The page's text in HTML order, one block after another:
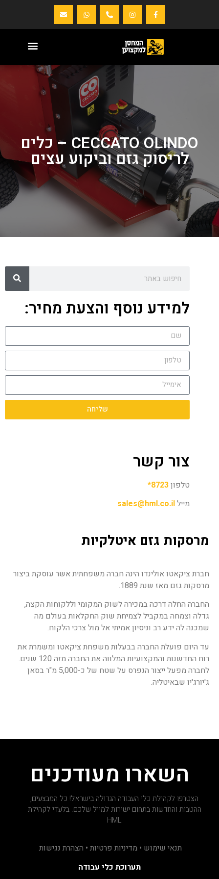
CECCATO OLINDO – כלים
לריסוק גזם וביקוע עצים
מרסקות גזם איטלקיות
חברת ציקאטו אולינדו הינה חברה משפחתית אשר עוסקת ביצור
מרסקות גזם מאז שנת 1889.
החברה החלה דרכה במכירה לשוק המקומי וללקוחות הקצה,
גדלה וצמחה במקביל לצמיחת שוק החקלאות בעולם מה
שמכנה לה ידע רב וניסיון אמיתי אל מול צרכי הלקוח.
עד היום פועלת החברה בבעלות משפחת ציקאטו ומשמרת את
רוח החדשנות והמקצועיות המלווה את החברה מזה 120 שנים.
לחברה מפעל ייצור הנפרס על שטח של כ-5,000 מ"ר בסאן
ג'יורג'יו שבאיטליה.
למידע נוסף והצעת מחיר:
שליחה
צור קשר
טלפון8723*
מיילsales@hml.co.il
השארו מעודכנים
הצטרפו לקהילת כלי העבודה הגדולה בישראל! כל המבצעים,
ההטבות והחדשות בתחום ישירות למייל שלכם. בלעדי לקהילת
HML
תנאי שימוש • מדיניות פרטיות • הצהרת נגישות
תערוכת כלי עבודה